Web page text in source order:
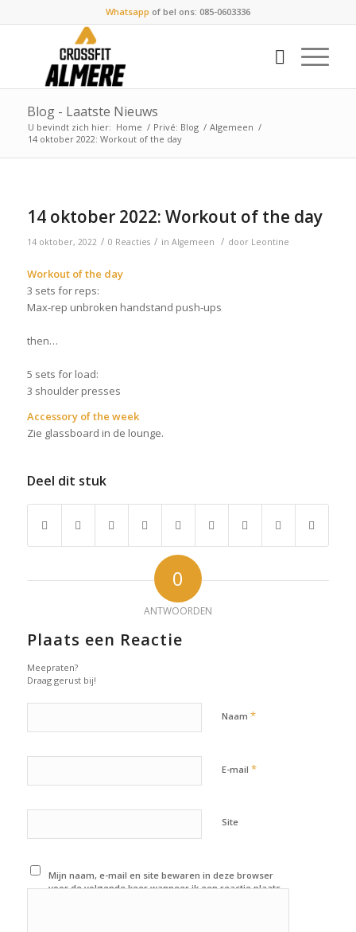
Whatsapp of bel ons: 085-0603336
Blog - Laatste Nieuws
U bevindt zich hier: Home / Privé: Blog / Algemeen /
14 oktober 2022: Workout of the day
14 oktober 2022: Workout of the day
14 oktober, 2022 / 0 Reacties / in Algemeen / door Leontine
Workout of the day
3 sets for reps:
Max-rep unbroken handstand push-ups
then…
5 sets for load:
3 shoulder presses
Accessory of the week
Zie glassboard in de lounge.
Deel dit stuk
0
ANTWOORDEN
Plaats een Reactie
Meepraten?
Draag gerust bij!
Naam *
E-mail *
Site
Mijn naam, e-mail en site bewaren in deze browser
voor de volgende keer wanneer ik een reactie plaats.